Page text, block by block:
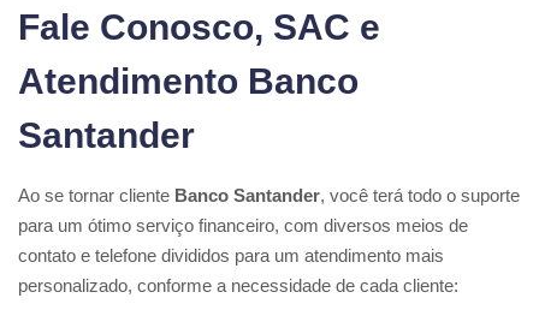
Fale Conosco, SAC e
Atendimento Banco
Santander
Ao se tornar cliente Banco Santander, você terá todo o suporte
para um ótimo serviço financeiro, com diversos meios de
contato e telefone divididos para um atendimento mais
personalizado, conforme a necessidade de cada cliente: